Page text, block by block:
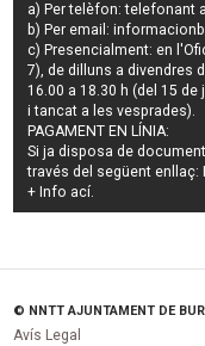
a) Per telèfon: telefonant
b) Per email:
c) Presencialment: en
7), de dilluns a divendres
16.00 a 18.30 h (del 15
i tancat a les vesprades).
PAGAMENT EN LÍNIA:
Si ja disposa de
través del següent enllaç:
+ Info ací.
© NNTT AJUNTAMENT DE
Avís Legal